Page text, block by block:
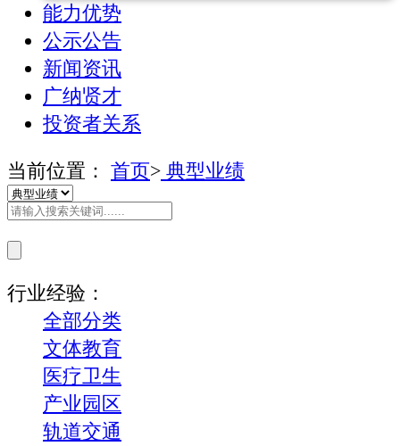
能力优势
公示公告
新闻资讯
广纳贤才
投资者关系
当前位置： 首页> 典型业绩
行业经验：
全部分类
文体教育
医疗卫生
产业园区
轨道交通